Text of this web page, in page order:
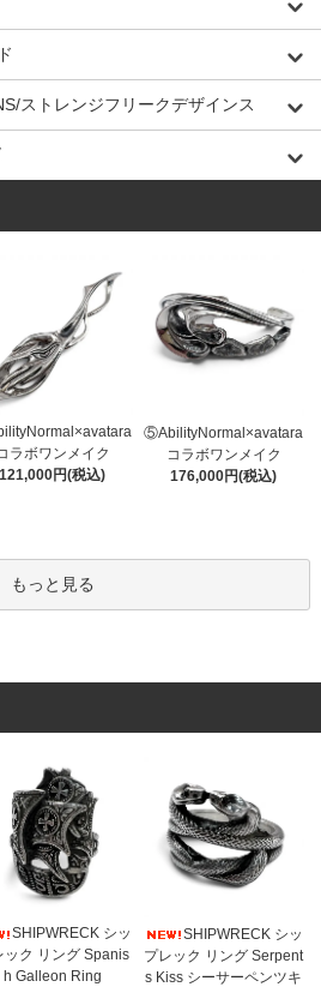
ストレンジフリークデザインス
ラボワンメイク
121,000円(税込)
⑤AbilityNormal×avatara
コラボワンメイク
176,000円(税込)
もっと見る
SHIPWRECK シッ
ック リング Spanis
h Galleon Ring
SHIPWRECK シッ
プレック リング Serpent
s Kiss シーサーペンツキ